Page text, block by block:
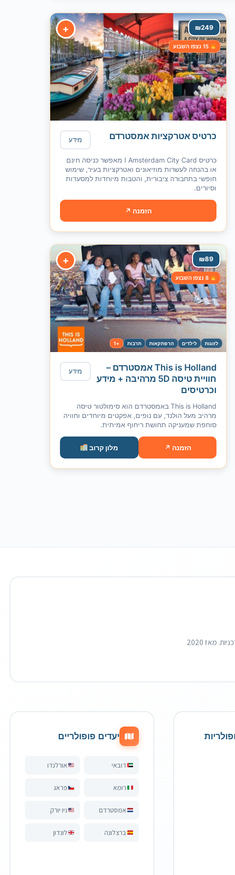
+ 249
₪
15 נצפו השבוע
כרטיס אטרקציות אמסטרדם מידע
כרטיס I Amsterdam City Card מאפשר כניסה חינם
או בהנחה לעשרות מוזיאונים ואטרקציות בעיר, שימוש
חופשי בתחבורה ציבורית, והטבות מיוחדות למסעדות
וסיורים.
הזמנה ↗
+ 89
₪
8 נצפו השבוע
לזוגות לילדים הרפתקאות תרבות +1
This is Holland אמסטרדם –
חוויית טיסה 5D מרהיבה + מידע
וכרטיסים
מידע
This is Holland באמסטרדם הוא סימולטור טיסה
מרהיב מעל הולנד, עם נופים, אפקטים מיוחדים וחוויה
סוחפת שמעניקה תחושת ריחוף אמיתית.
הזמנה ↗ מלון קרוב
הכתובת המובילה בישראל לכרטיסים לאטרקציות, סקירות מפורטות וחדשות תיירות עדכניות. מאז 2020
יעדים פופולריים
דובאי אורלנדו
רומא פראג
אמסטרדם ניו יורק
ברצלונה לונדון